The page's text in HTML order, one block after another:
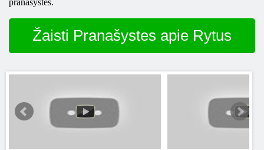
pranašystes.
Žaisti Pranašystes apie Rytus